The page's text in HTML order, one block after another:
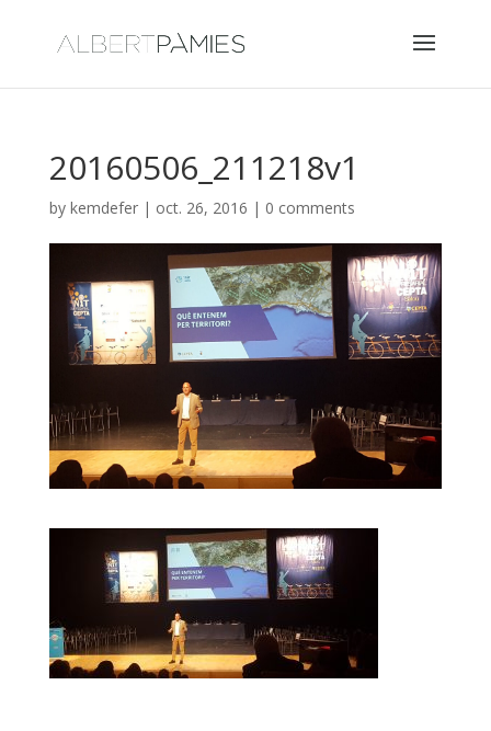
20160506_211218v1
by kemdefer| oct. 26, 2016 | 0 comments